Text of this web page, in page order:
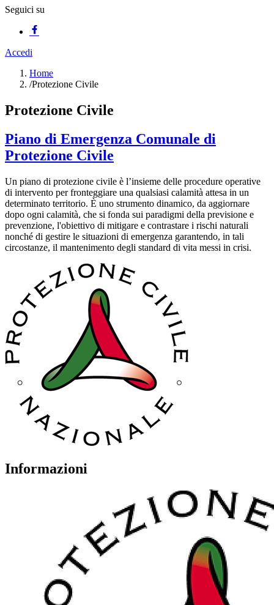
Seguici su
Accedi
Home
/Protezione Civile
Protezione Civile
Piano di Emergenza Comunale di
Protezione Civile
Un piano di protezione civile è l’insieme delle procedure operative
di intervento per fronteggiare una qualsiasi calamità attesa in un
determinato territorio. È uno strumento dinamico, da aggiornare
dopo ogni calamità, che si fonda sui paradigmi della previsione e
prevenzione, l'obiettivo di mitigare e contrastare i rischi naturali
nonché di gestire le situazioni di emergenza garantendo, in tali
circostanze, il mantenimento degli standard di vita messi in crisi.
Informazioni